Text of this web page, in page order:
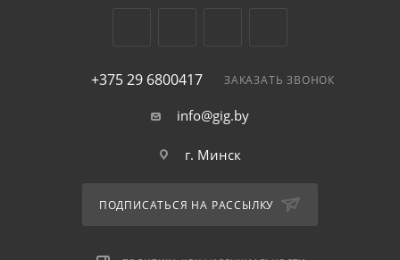
+375 29 6800417 ЗАКАЗАТЬ ЗВОНОК
info@gig.by
г. Минск
ПОДПИСАТЬСЯ НА РАССЫЛКУ